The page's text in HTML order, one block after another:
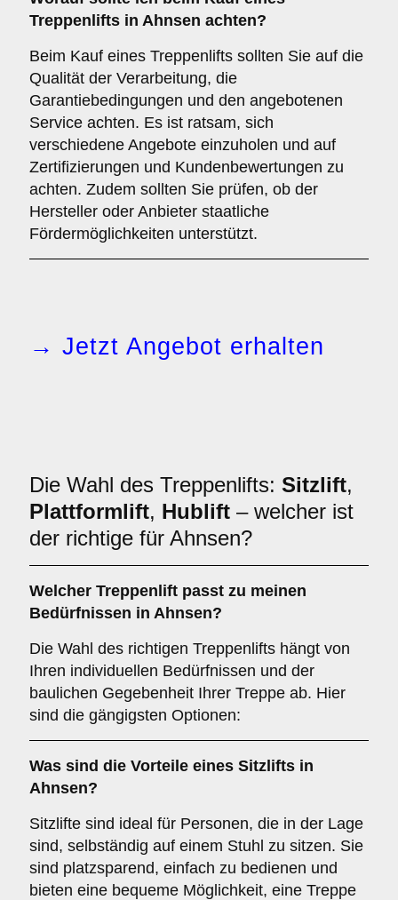
Treppenlifts in Ahnsen achten?
Beim Kauf eines Treppenlifts sollten Sie auf die
Qualität der Verarbeitung, die
Garantiebedingungen und den angebotenen
Service achten. Es ist ratsam, sich
verschiedene Angebote einzuholen und auf
Zertifizierungen und Kundenbewertungen zu
achten. Zudem sollten Sie prüfen, ob der
Hersteller oder Anbieter staatliche
Fördermöglichkeiten unterstützt.
→ Jetzt Angebot erhalten
Die Wahl des Treppenlifts: Sitzlift,
Plattformlift, Hublift – welcher ist
der richtige für Ahnsen?
Welcher Treppenlift passt zu meinen
Bedürfnissen in Ahnsen?
Die Wahl des richtigen Treppenlifts hängt von
Ihren individuellen Bedürfnissen und der
baulichen Gegebenheit Ihrer Treppe ab. Hier
sind die gängigsten Optionen:
Was sind die Vorteile eines Sitzlifts in
Ahnsen?
Sitzlifte sind ideal für Personen, die in der Lage
sind, selbständig auf einem Stuhl zu sitzen. Sie
sind platzsparend, einfach zu bedienen und
bieten eine bequeme Möglichkeit, eine Treppe